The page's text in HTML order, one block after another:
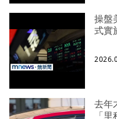
操盤
式實
去年
「